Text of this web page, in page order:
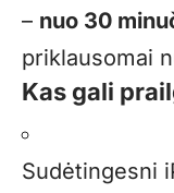
– nuo 30
priklausomai
Kas gali
Sudėtingesni